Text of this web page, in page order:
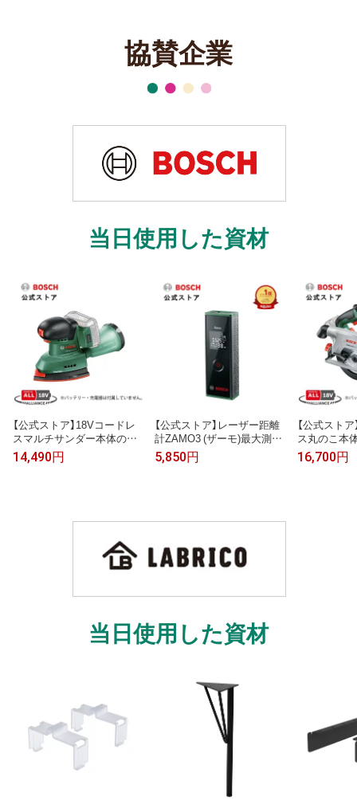
協賛企業
当日使用した資材
【公式ストア】18Vコードレ
スマルチサンダー本体のみ
USAN118H (アイロン型&長
方形サンディングプレート
14,490円
【公式ストア】レーザー距離
計ZAMO3 (ザーモ)最大測定
距離:20m・1年保証/ボッシ
ュ(Bosch)
5,850円
【公式スト
ス丸のこ本
3H (のこ刃
ッテリー・
16,700円
当日使用した資材